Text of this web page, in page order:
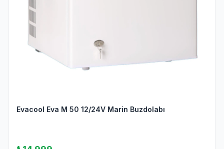
Evacool Eva M 50 12/24V Marin Buzdolabı